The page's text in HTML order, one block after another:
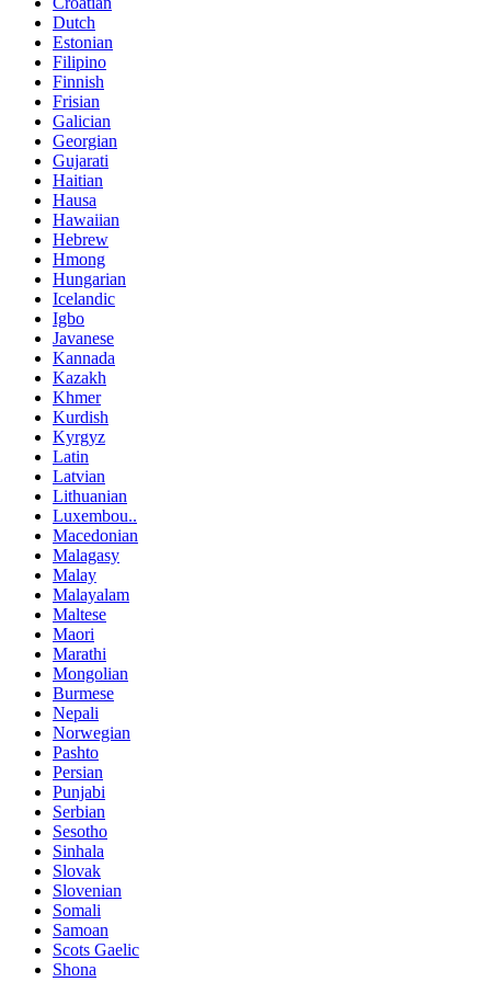
Dutch
Estonian
Filipino
Finnish
Frisian
Galician
Georgian
Gujarati
Haitian
Hausa
Hawaiian
Hebrew
Hmong
Hungarian
Icelandic
Igbo
Javanese
Kannada
Kazakh
Khmer
Kurdish
Kyrgyz
Latin
Latvian
Lithuanian
Luxembou..
Macedonian
Malagasy
Malay
Malayalam
Maltese
Maori
Marathi
Mongolian
Burmese
Nepali
Norwegian
Pashto
Persian
Punjabi
Serbian
Sesotho
Sinhala
Slovak
Slovenian
Somali
Samoan
Scots Gaelic
Shona